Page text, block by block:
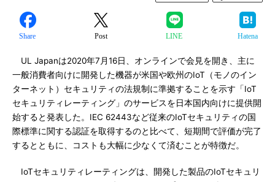
Share Post LINE Hatena
UL Japanは2020年7月16日、オンラインで会見を開き、主に
一般消費者向けに開発した機器が米国や欧州のIoT（モノのイン
ターネット）セキュリティの法規制に準拠することを示す「IoT
セキュリティレーティング」のサービスを日本国内向けに提供開
始すると発表した。IEC 62443など従来のIoTセキュリティの国
際標準に関する認証を取得するのと比べて、短期間で評価が完了
するとともに、コストも大幅に少なくて済むことが特徴だ。
IoTセキュリティレーティングは、開発した製品のIoTセキュリ